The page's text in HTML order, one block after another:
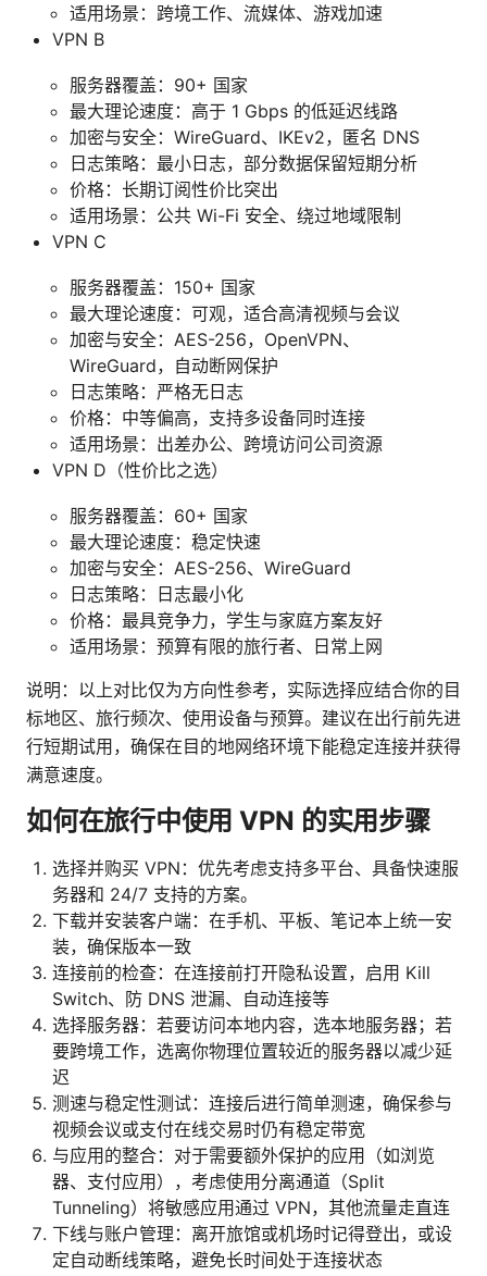
适用场景：跨境工作、流媒体、游戏加速
VPN B
服务器覆盖：90+ 国家
最大理论速度：高于 1 Gbps 的低延迟线路
加密与安全：WireGuard、IKEv2，匿名 DNS
日志策略：最小日志，部分数据保留短期分析
价格：长期订阅性价比突出
适用场景：公共 Wi-Fi 安全、绕过地域限制
VPN C
服务器覆盖：150+ 国家
最大理论速度：可观，适合高清视频与会议
加密与安全：AES-256，OpenVPN、
WireGuard，自动断网保护
日志策略：严格无日志
价格：中等偏高，支持多设备同时连接
适用场景：出差办公、跨境访问公司资源
VPN D（性价比之选）
服务器覆盖：60+ 国家
最大理论速度：稳定快速
加密与安全：AES-256、WireGuard
日志策略：日志最小化
价格：最具竞争力，学生与家庭方案友好
适用场景：预算有限的旅行者、日常上网
说明：以上对比仅为方向性参考，实际选择应结合你的目
标地区、旅行频次、使用设备与预算。建议在出行前先进
行短期试用，确保在目的地网络环境下能稳定连接并获得
满意速度。
如何在旅行中使用 VPN 的实用步骤
选择并购买 VPN：优先考虑支持多平台、具备快速服
务器和 24/7 支持的方案。
下载并安装客户端：在手机、平板、笔记本上统一安
装，确保版本一致
连接前的检查：在连接前打开隐私设置，启用 Kill
Switch、防 DNS 泄漏、自动连接等
选择服务器：若要访问本地内容，选本地服务器；若
要跨境工作，选离你物理位置较近的服务器以减少延
迟
测速与稳定性测试：连接后进行简单测速，确保参与
视频会议或支付在线交易时仍有稳定带宽
与应用的整合：对于需要额外保护的应用（如浏览
器、支付应用），考虑使用分离通道（Split
Tunneling）将敏感应用通过 VPN，其他流量走直连
下线与账户管理：离开旅馆或机场时记得登出，或设
定自动断线策略，避免长时间处于连接状态